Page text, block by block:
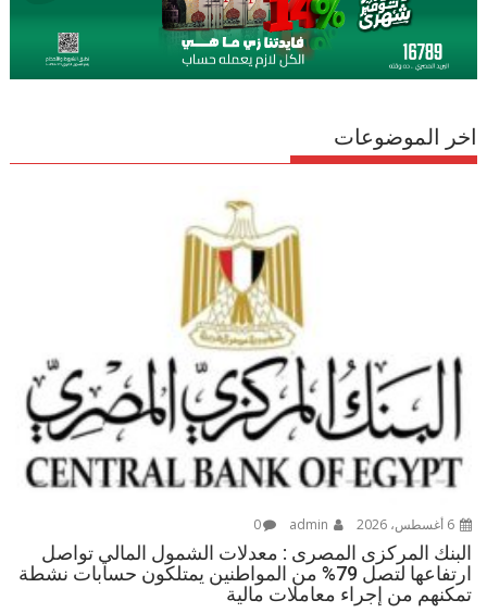
اخر الموضوعات
6 أغسطس، 2026 0
البنك المركزى المصرى : معدلات الشمول المالي تواصل
ارتفاعها لتصل 79% من المواطنين يمتلكون حسابات نشطة
تمكنهم من إجراء معاملات مالية